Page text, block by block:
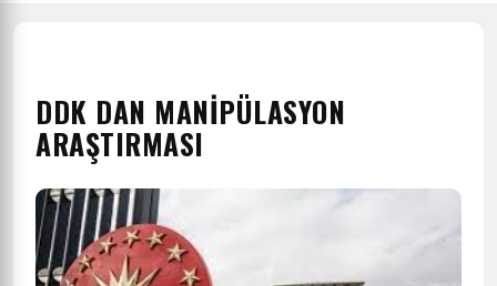
DDK DAN MANIPÜLASYON
ARAŞTIRMASI